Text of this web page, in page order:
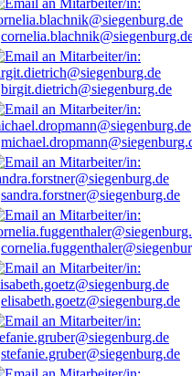
birgit.dietrich@siegenburg.de
sandra.forstner@siegenburg.de
elisabeth.goetz@siegenburg.de
stefanie.gruber@siegenburg.de